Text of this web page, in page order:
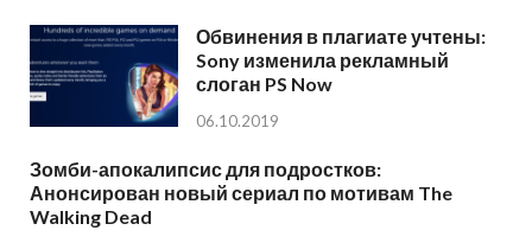
Обвинения в плагиате учтены:
Sony изменила рекламный
слоган PS Now
06.10.2019
Зомби-апокалипсис для подростков:
Анонсирован новый сериал по мотивам The
Walking Dead